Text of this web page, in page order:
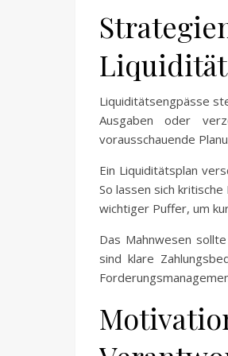
Liquiditätsengpässe
Ausgaben oder
vorausschauende
Ein Liquiditätsplan
So lassen sich
wichtiger Puffer, um
Das Mahnwesen
sind klare